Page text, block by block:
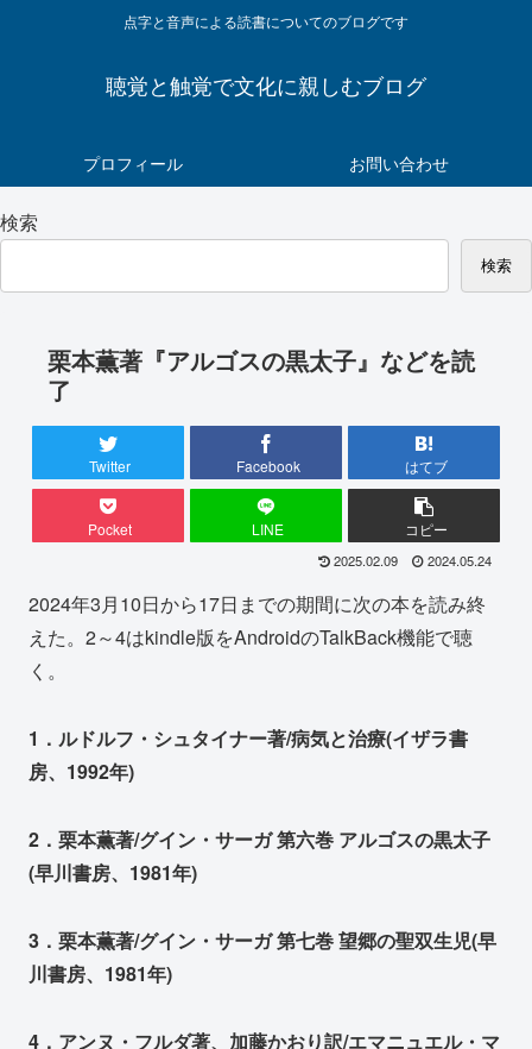
点字と音声による読書についてのブログです
聴覚と触覚で文化に親しむブログ
プロフィール お問い合わせ
検索
検索
栗本薫著『アルゴスの黒太子』などを読
了
Twitter Facebook はてブ
Pocket LINE コピー
2025.02.09 2024.05.24
2024年3月10日から17日までの期間に次の本を読み終
えた。2～4はkindle版をAndroidのTalkBack機能で聴
く。
1．ルドルフ・シュタイナー著/病気と治療(イザラ書
房、1992年)
2．栗本薫著/グイン・サーガ 第六巻 アルゴスの黒太子
(早川書房、1981年)
3．栗本薫著/グイン・サーガ 第七巻 望郷の聖双生児(早
川書房、1981年)
4．アンヌ・フルダ著、加藤かおり訳/エマニュエル・マ